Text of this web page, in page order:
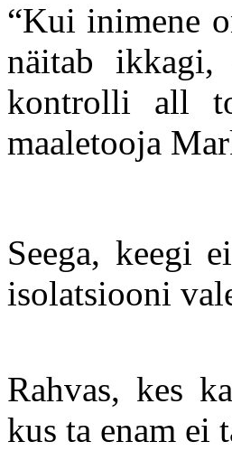
“Kui inimene
näitab ikkagi,
kontrolli all
maaletooja
Seega, keegi
isolatsiooni
Rahvas, kes
kus ta enam ei